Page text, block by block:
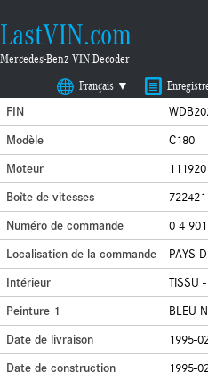
LastVIN.com
Mercedes-Benz VIN Decoder
Français ▼
FIN
Modèle
C180
Moteur
Boîte de vitesses
Numéro de commande
0 4
Localisation de la commande
PAYS
Intérieur
TISSU
Peinture 1
BLEU
Date de livraison
1995-
Date de construction
1995-